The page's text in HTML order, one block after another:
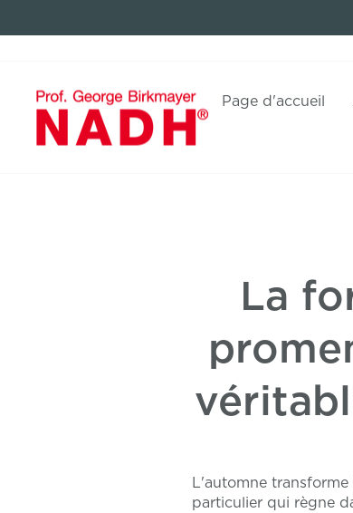
Page d'accueil
La
L'automne
particulier qui règne